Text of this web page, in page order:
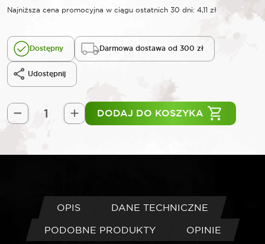
Najniższa cena promocyjna w ciągu ostatnich 30 dni: 4,11 zł
Dostępny Darmowa dostawa od 300 zł
Udostępnij
ilość
TS
DODAJ DO KOSZYKA
OPIS
DANE TECHNICZNE
PODOBNE PRODUKTY
OPINIE